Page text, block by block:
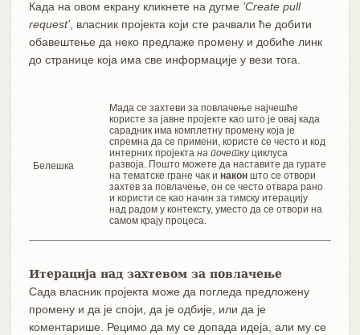
Када на овом екрану кликнете на дугме ’Create pull
request’, власник пројекта који сте рачвали ће добити
обавештење да неко предлаже промену и добиће линк
до странице која има све информације у вези тога.
Белешка
Мада се захтеви за повлачење најчешће
користе за јавне пројекте као што је овај када
сарадник има комплетну промену која је
спремна да се примени, користе се често и код
интерних пројекта на почеткуциклуса
развоја. Пошто можете да наставите да гурате
на тематске гране чак и наконшто се отвори
захтев за повлачење, он се често отвара рано
и користи се као начин за тимску итерацију
над радом у контексту, уместо да се отвори на
самом крају процеса.
Итерација над захтевом за повлачење
Сада власник пројекта може да погледа предложену
промену и да је споји, да је одбије, или да је
коментарише. Рецимо да му се допада идеја, али му се